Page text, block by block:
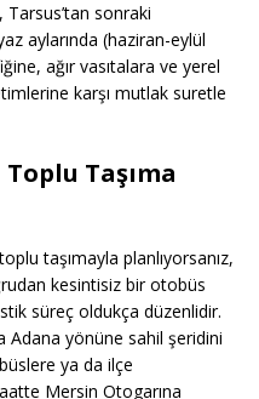
Tarsus’tan sonraki
aylarında (haziran-eylül
ağır vasıtalara ve yerel
karşı mutlak suretle
Taşıma
taşımayla planlıyorsanız,
kesintisiz bir otobüs
süreç oldukça düzenlidir.
Adana yönüne sahil şeridini
ya da ilçe
Mersin Otogarına